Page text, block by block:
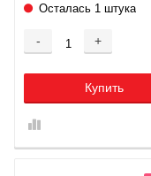
Осталась 1 штука
- +
Купить